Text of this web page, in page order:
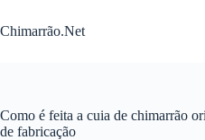
para
o
Chimarrão.Net
Como é feita a cuia de chimarrão
de fabricação